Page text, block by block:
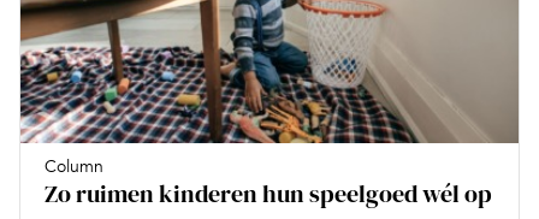
Column
Zo ruimen kinderen hun speelgoed wél op